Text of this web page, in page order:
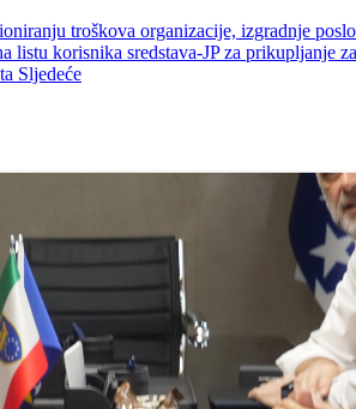
troškova organizacije, izgradnje
listu korisnika sredstava-JP za prikupljanje
Sljedeće